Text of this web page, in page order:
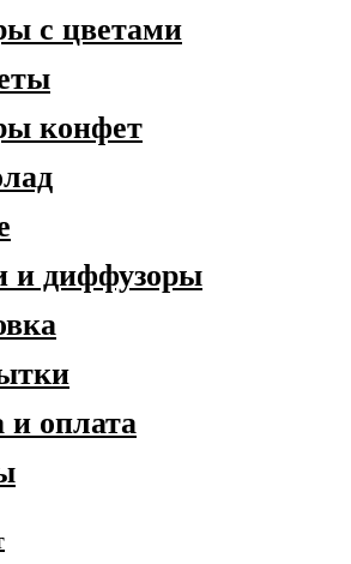
с цветами
конфет
и диффузоры
и оплата